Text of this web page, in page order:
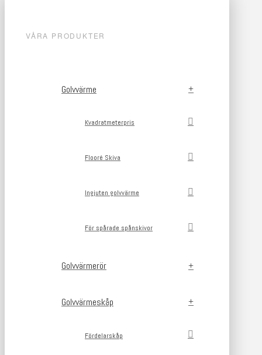
VÅRA PRODUKTER
Golvvärme
Kvadratmeterpris
Flooré Skiva
Ingjuten golvvärme
För spårade spånskivor
Golvvärmerör
Golvvärmeskåp
Fördelarskåp